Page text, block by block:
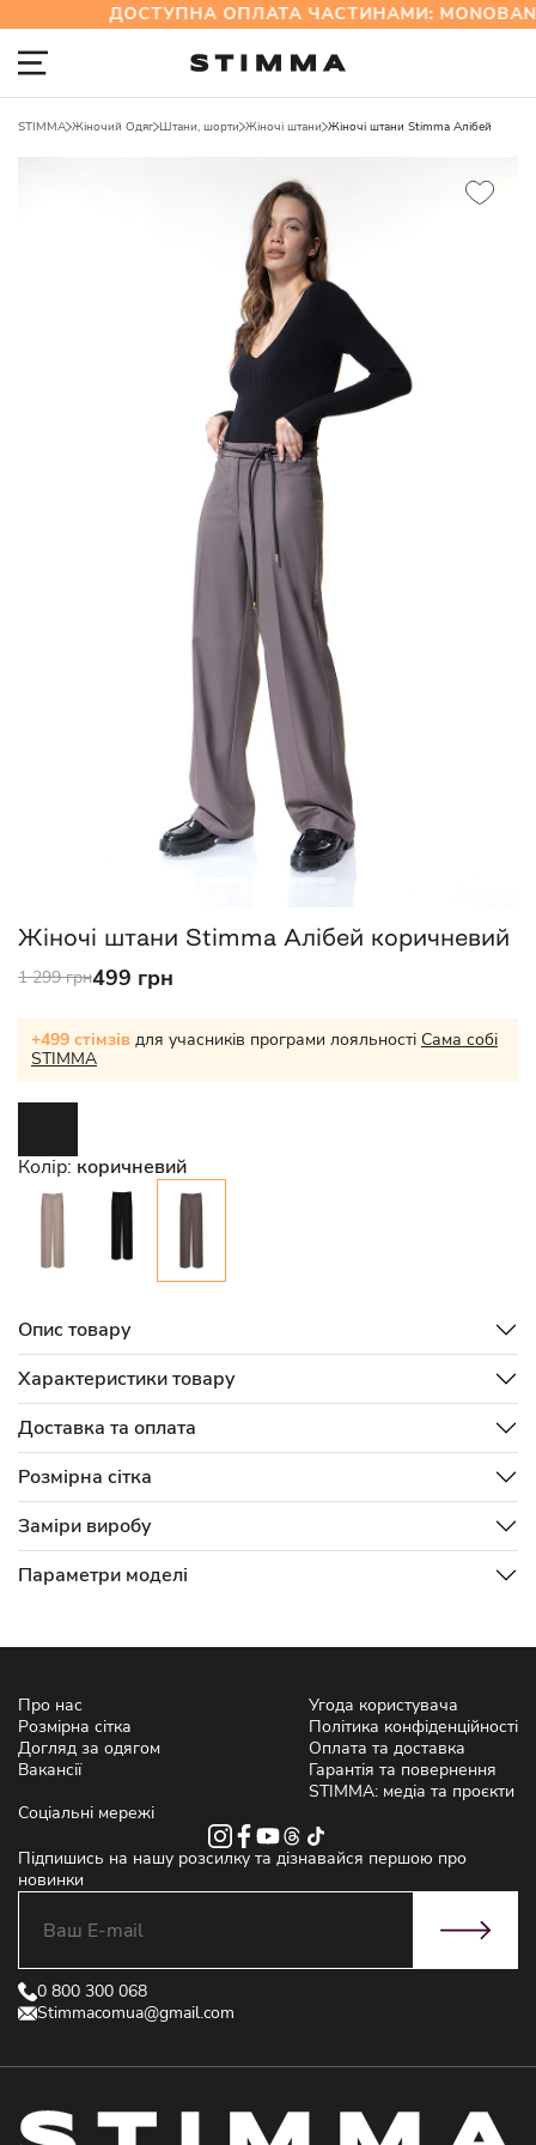
ДОСТУПНА ОПЛАТА ЧАСТИНАМИ:
STIMMA Жіночий Одяг Штани, шорти Жіночі штани Жіночі штани Stimma Алібей
Жіночі штани Stimma Алібей коричневий
1 299 грн499 грн
+499 стімзів для учасників програми лояльності Сама собі
STIMMA
Колір: коричневий
Опис товару
Характеристики товару
Доставка та оплата
Розмірна сітка
Заміри виробу
Параметри моделі
Про нас
Розмірна сітка
Догляд за одягом
Вакансії
Угода користувача
Політика конфіденційності
Оплата та доставка
Гарантія та повернення
STIMMA: медіа та проєкти
Соціальні мережі
Підпишись на нашу розсилку та дізнавайся першою про
новинки
0 800 300 068
Stimmacomua@gmail.com